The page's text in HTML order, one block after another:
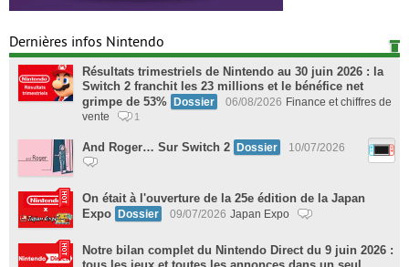
Dernières infos Nintendo
Résultats trimestriels de Nintendo au 30 juin 2026 : la
Switch 2 franchit les 23 millions et le bénéfice net
grimpe de 53% Dossier 06/08/2026 Finance et chiffres de
vente
1
And Roger… Sur Switch 2 Dossier 10/07/2026
On était à l'ouverture de la 25e édition de la Japan
Expo Dossier 09/07/2026 Japan Expo
Notre bilan complet du Nintendo Direct du 9 juin 2026 :